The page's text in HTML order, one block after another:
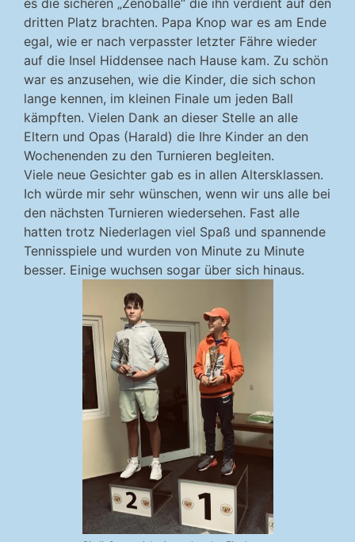
dritten Platz brachten. Papa Knop war es am Ende
egal, wie er nach verpasster letzter Fähre wieder
auf die Insel Hiddensee nach Hause kam. Zu schön
war es anzusehen, wie die Kinder, die sich schon
lange kennen, im kleinen Finale um jeden Ball
kämpften. Vielen Dank an dieser Stelle an alle
Eltern und Opas (Harald) die Ihre Kinder an den
Wochenenden zu den Turnieren begleiten.
Viele neue Gesichter gab es in allen Altersklassen.
Ich würde mir sehr wünschen, wenn wir uns alle bei
den nächsten Turnieren wiedersehen. Fast alle
hatten trotz Niederlagen viel Spaß und spannende
Tennisspiele und wurden von Minute zu Minute
besser. Einige wuchsen sogar über sich hinaus.